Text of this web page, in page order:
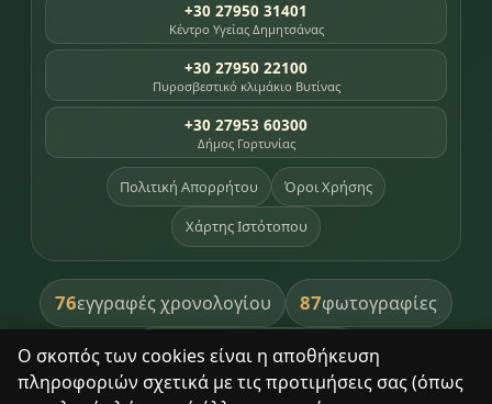
Ο σκοπός των cookies είναι η αποθήκευση
πληροφοριών σχετικά με τις προτιμήσεις σας (όπως
+30 27950 31401
Κέντρο Υγείας Δημητσάνας
+30 27950 22100
Πυροσβεστικό κλιμάκιο Βυτίνας
+30 27953 60300
Δήμος Γορτυνίας
Πολιτική Απορρήτου Όροι Χρήσης
Χάρτης Ιστότοπου
76εγγραφές χρονολογίου 87φωτογραφίες
391βιβλία βιβλιοθήκης
8